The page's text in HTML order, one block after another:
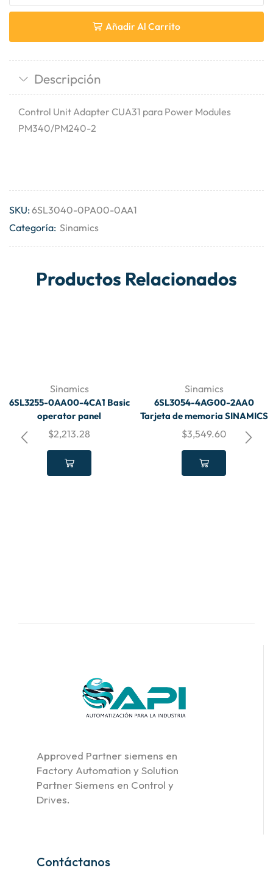
Añadir Al Carrito
Descripción
Control Unit Adapter CUA31 para Power Modules
PM340/PM240-2
SKU:6SL3040-0PA00-0AA1
Categoría: Sinamics
Productos Relacionados
Sinamics
6SL3255-0AA00-4CA1 Basic
operator panel
$2,213.28
Sinamics
6SL3054-4AG00-2AA0
Tarjeta de memoria SINAMICS
$3,549.60
Approved Partner siemens en
Factory Automation y Solution
Partner Siemens en Control y
Drives.
Contáctanos